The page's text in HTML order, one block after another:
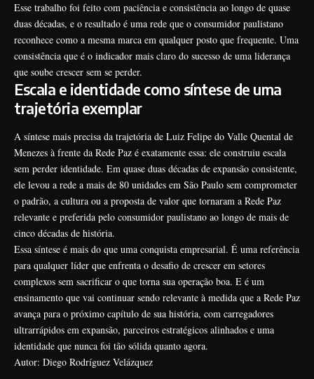
Esse trabalho foi feito com paciência e consistência ao longo de quase
duas décadas, e o resultado é uma rede que o consumidor paulistano
reconhece como a mesma marca em qualquer posto que frequente. Uma
consistência que é o indicador mais claro do sucesso de uma liderança
que soube crescer sem se perder.
Escala e identidade como síntese de uma
trajetória exemplar
A síntese mais precisa da trajetória de Luiz Felipe do Valle Quental de
Menezes à frente da Rede Paz é exatamente essa: ele construiu escala
sem perder identidade. Em quase duas décadas de expansão consistente,
ele levou a rede a mais de 80 unidades em São Paulo sem comprometer
o padrão, a cultura ou a proposta de valor que tornaram a Rede Paz
relevante e preferida pelo consumidor paulistano ao longo de mais de
cinco décadas de história.
Essa síntese é mais do que uma conquista empresarial. É uma referência
para qualquer líder que enfrenta o desafio de crescer em setores
complexos sem sacrificar o que torna sua operação boa. E é um
ensinamento que vai continuar sendo relevante à medida que a Rede Paz
avança para o próximo capítulo de sua história, com carregadores
ultrarrápidos em expansão, parceiros estratégicos alinhados e uma
identidade que nunca foi tão sólida quanto agora.
Autor: Diego Rodríguez Velázquez